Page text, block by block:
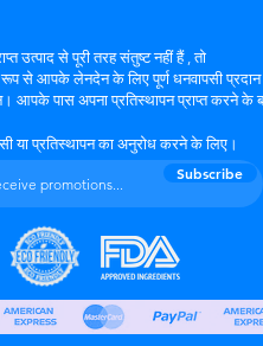
उत्पाद से पूरी तरह संतुष्ट नहीं हैं , तो
रूप से आपके लेनदेन के लिए पूर्ण धनवापसी
आपके पास अपना प्रतिस्थापन प्राप्त करने के
या प्रतिस्थापन का अनुरोध करने के लिए।
Subscribe